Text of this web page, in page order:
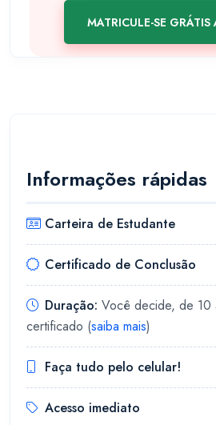
MATRICULE-SE
Informações rápidas
Carteira de Estudante
Certificado de Conclusão
Duração: Você decide, de
certificado (saiba mais)
Faça tudo pelo celular!
Acesso imediato